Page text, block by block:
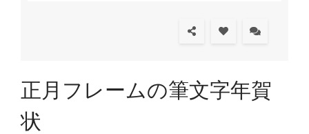
正月フレームの筆文字年賀
状